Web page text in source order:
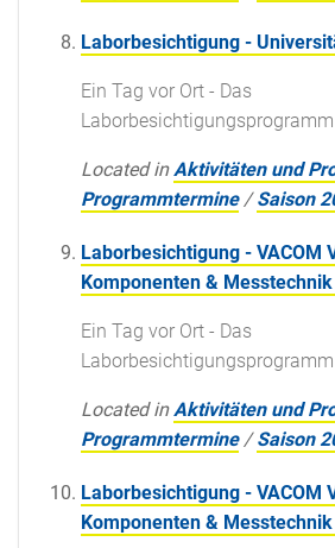
Laborbesichtigung -
Ein Tag vor Ort - Das
Laborbesichtigungsprogramm
Located in Aktivitäten und
Programmtermine /Saison
Laborbesichtigung - VACOM
Komponenten &
Ein Tag vor Ort - Das
Laborbesichtigungsprogramm
Located in Aktivitäten und
Programmtermine /Saison
Laborbesichtigung - VACOM
Komponenten &